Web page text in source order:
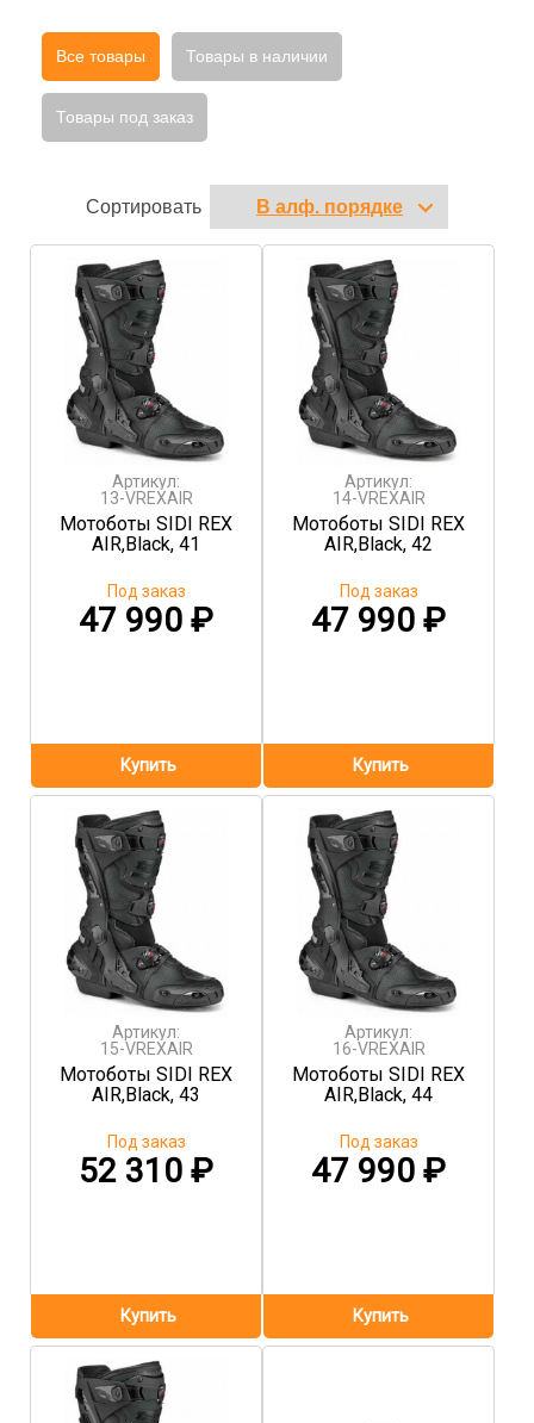
Все товары Товары в наличии
Товары под заказ
Сортировать
Артикул:
13-VREXAIR
Мотоботы SIDI REX
AIR,Black, 41
47 990 ₽
Под заказ
Артикул:
14-VREXAIR
Мотоботы SIDI REX
AIR,Black, 42
47 990₽
Под заказ
Артикул:
15-VREXAIR
Мотоботы SIDI REX
AIR,Black, 43
52 310 ₽
Под заказ
Артикул:
16-VREXAIR
Мотоботы SIDI REX
AIR,Black, 44
47 990₽
Под заказ